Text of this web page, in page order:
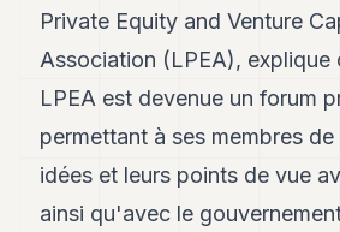
Andy
24
Andy
Andy
Andy
21
Andy
19
Private Equity and Venture
Association (LPEA), explique
LPEA est devenue un forum
permettant à ses membres
idées et leurs points de vue
ainsi qu'avec le